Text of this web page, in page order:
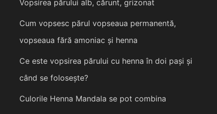
Vopsirea părului alb, cărunt, grizonat
Cum vopsesc părul vopseaua permanentă,
vopseaua fără amoniac și henna
Ce este vopsirea părului cu henna în doi pași și
când se folosește?
Culorile Henna Mandala se pot combina